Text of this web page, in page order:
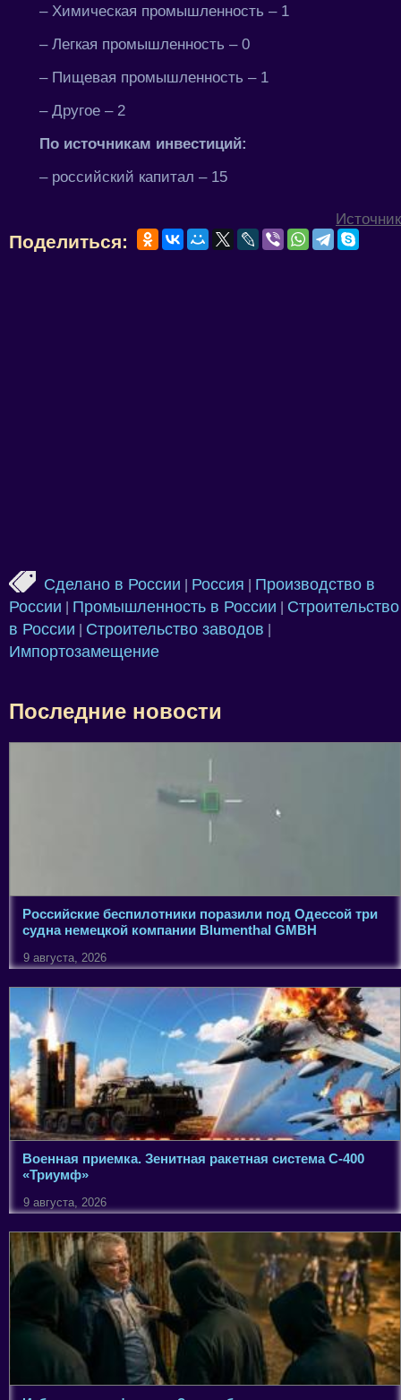
– Химическая промышленность – 1
– Легкая промышленность – 0
– Пищевая промышленность – 1
– Другое – 2
По источникам инвестиций:
– российский капитал – 15
Источник
Поделиться:
Сделано в России Россия
Производство в
России
Промышленность в России
Строительство
в России
Строительство заводов
Импортозамещение
Последние новости
Российские беспилотники поразили под Одессой три
судна немецкой компании Blumenthal GMBH
9 августа, 2026
Военная приемка. Зенитная ракетная система С-400
«Триумф»
9 августа, 2026